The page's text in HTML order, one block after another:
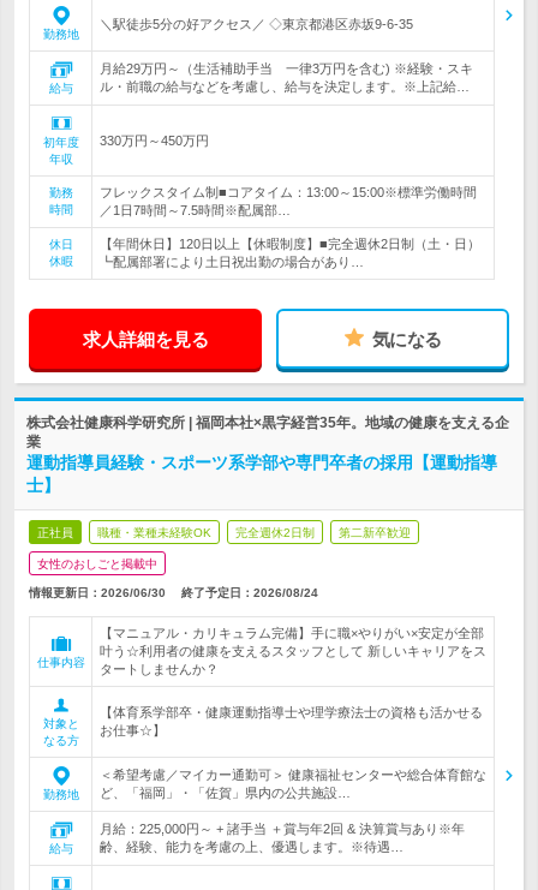
勤務地
＼駅徒歩5分の好アクセス／ ◇東京都港区赤坂9-6-35
給与
月給29万円～（生活補助手当 一律3万円を含む) ※経験・スキ
ル・前職の給与などを考慮し、給与を決定します。※上記給…
初年度
年収
330万円～450万円
勤務
時間
フレックスタイム制■コアタイム：13:00～15:00※標準労働時間
／1日7時間～7.5時間※配属部…
休日
休暇
【年間休日】120日以上【休暇制度】■完全週休2日制（土・日）
┗配属部署により土日祝出勤の場合があり…
求人詳細を見る 気になる
株式会社健康科学研究所 | 福岡本社×黒字経営35年。地域の健康を支える企
業
運動指導員経験・スポーツ系学部や専門卒者の採用【運動指導
士】
正社員 職種・業種未経験OK 完全週休2日制 第二新卒歓迎
女性のおしごと掲載中
情報更新日：2026/06/30 終了予定日： 2026/08/24
仕事内容
【マニュアル・カリキュラム完備】手に職×やりがい×安定が全部
叶う☆利用者の健康を支えるスタッフとして 新しいキャリアをス
タートしませんか？
対象と
なる方
【体育系学部卒・健康運動指導士や理学療法士の資格も活かせる
お仕事☆】
勤務地
＜希望考慮／マイカー通勤可＞ 健康福祉センターや総合体育館な
ど、「福岡」・「佐賀」県内の公共施設…
給与
月給：225,000円～ + 諸手当 ＋賞与年2回 & 決算賞与あり※年
齢、経験、能力を考慮の上、優遇します。※待遇…